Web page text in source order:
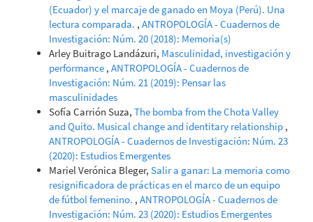
(Ecuador) y el marcaje de ganado en Moya (Perú). Una
lectura comparada. , ANTROPOLOGÍA - Cuadernos de
Investigación: Núm. 20 (2018): Memoria(s)
Arley Buitrago Landázuri, Masculinidad, investigación y
performance , ANTROPOLOGÍA - Cuadernos de
Investigación: Núm. 21 (2019): Pensar las
masculinidades
Sofía Carrión Suza, The bomba from the Chota Valley
and Quito. Musical change and identitary relationship ,
ANTROPOLOGÍA - Cuadernos de Investigación: Núm. 23
(2020): Estudios Emergentes
Mariel Verónica Bleger, Salir a ganar: La memoria como
resignificadora de prácticas en el marco de un equipo
de fútbol femenino. , ANTROPOLOGÍA - Cuadernos de
Investigación: Núm. 23 (2020): Estudios Emergentes